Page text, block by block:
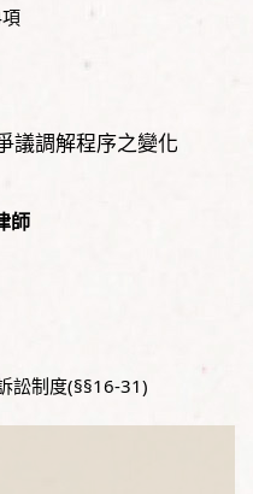
議調解程序之變化
師
訟制度(§§16-31)